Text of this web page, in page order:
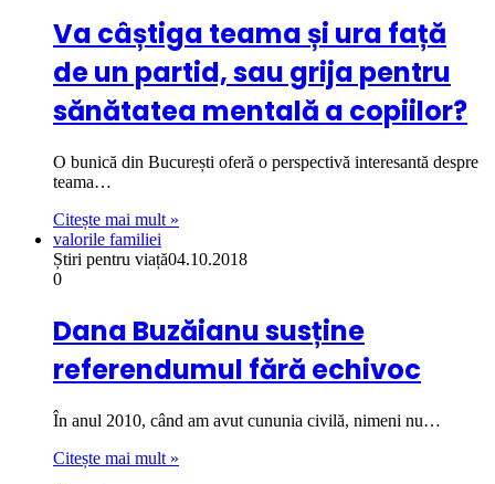
Va câștiga teama și ura față
de un partid, sau grija pentru
sănătatea mentală a copiilor?
O bunică din București oferă o perspectivă interesantă despre
teama…
Citește mai mult »
valorile familiei
Știri pentru viață04.10.2018
0
Dana Buzăianu susține
referendumul fără echivoc
În anul 2010, când am avut cununia civilă, nimeni nu…
Citește mai mult »